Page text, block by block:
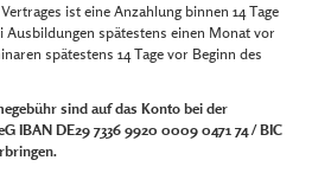
ist eine Anzahlung binnen 14 Tage
Ausbildungen spätestens einen Monat vor
spätestens 14 Tage vor Beginn des
sind auf das Konto bei der
IBAN DE29 7336 9920 0009 0471 74 / BIC